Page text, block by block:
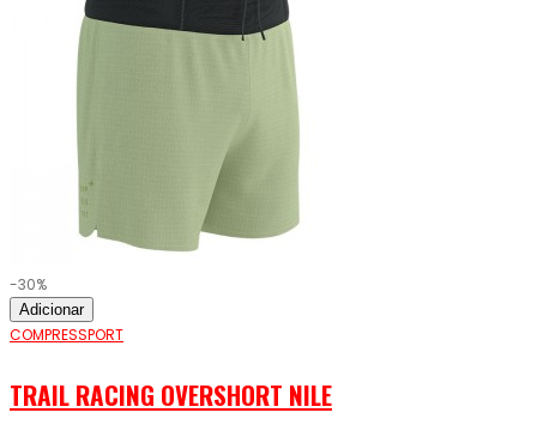
-30%
Adicionar
COMPRESSPORT
TRAIL RACING OVERSHORT NILE